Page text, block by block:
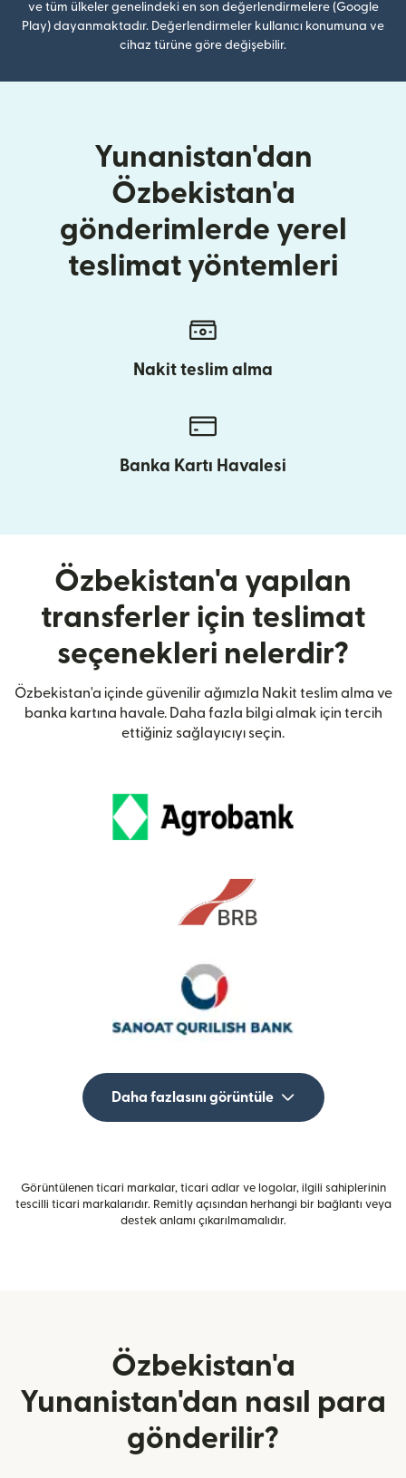
ve tüm ülkeler genelindeki en son değerlendirmelere (Google
Play) dayanmaktadır. Değerlendirmeler kullanıcı konumuna ve
cihaz türüne göre değişebilir.
Yunanistan'dan
Özbekistan'a
gönderimlerde yerel
teslimat yöntemleri
Nakit teslim alma
Banka Kartı Havalesi
Özbekistan'a yapılan
transferler için teslimat
seçenekleri nelerdir?
Özbekistan'a içinde güvenilir ağımızla Nakit teslim alma ve
banka kartına havale. Daha fazla bilgi almak için tercih
ettiğiniz sağlayıcıyı seçin.
Daha fazlasını görüntüle
Görüntülenen ticari markalar, ticari adlar ve logolar, ilgili sahiplerinin
tescilli ticari markalarıdır. Remitly açısından herhangi bir bağlantı veya
destek anlamı çıkarılmamalıdır.
Özbekistan'a
Yunanistan'dan nasıl para
gönderilir?